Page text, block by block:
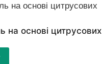
на основі цитрусових